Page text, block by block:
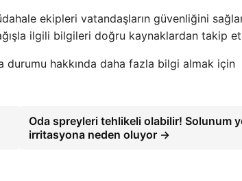
ekipleri vatandaşların güvenliğini
ilgili bilgileri doğru kaynaklardan takip
durumu hakkında daha fazla bilgi almak için
Oda spreyleri tehlikeli olabilir! Solunum
irritasyona neden oluyor →